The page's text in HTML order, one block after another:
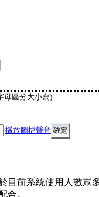
母區分大小寫)
播放圖檔聲音
目前系統使用人數眾
合。